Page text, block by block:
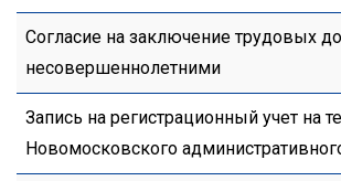
Согласие на заключение трудовых
несовершеннолетними
Запись на регистрационный учет на
Новомосковского